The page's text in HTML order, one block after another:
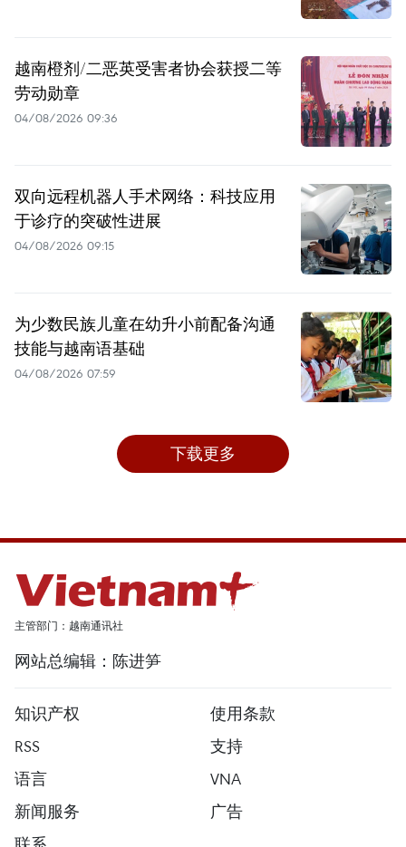
越南橙剂/二恶英受害者协会获授二等
劳动勋章
04/08/2026 09:36
双向远程机器人手术网络：科技应用
于诊疗的突破性进展
04/08/2026 09:15
为少数民族儿童在幼升小前配备沟通
技能与越南语基础
04/08/2026 07:59
下载更多
主管部门：越南通讯社
网站总编辑：陈进笋
知识产权
使用条款
RSS
支持
语言
VNA
新闻服务
广告